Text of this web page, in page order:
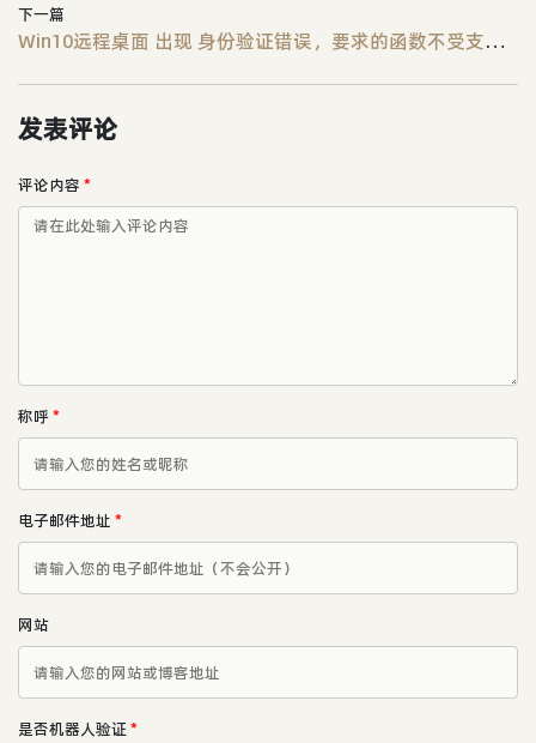
下一篇
Win10远程桌面 出现 身份验证错误，要求的函数不受支持，这可能是由于CredSSP加密Oracle修正 解决方法
发表评论
评论内容 *
称呼*
电子邮件地址 *
网站
是否机器人验证 *